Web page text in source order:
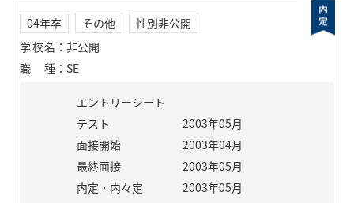
04年卒 その他
性別非公開
学校名 ： 非公開
職種 ： SE
エントリーシート
テスト
2003年05月
面接開始
2003年04月
最終面接
2003年05月
内定・内々定
2003年05月